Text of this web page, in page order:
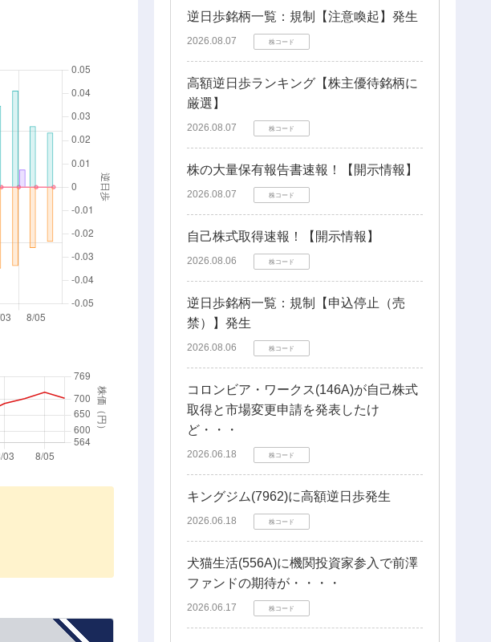
逆日歩銘柄一覧：規制【注意喚起】発生
2026.08.07 株コード
高額逆日歩ランキング【株主優待銘柄に
厳選】
2026.08.07 株コード
株の大量保有報告書速報！【開示情報】
2026.08.07 株コード
自己株式取得速報！【開示情報】
2026.08.06 株コード
逆日歩銘柄一覧：規制【申込停止（売
禁）】発生
2026.08.06 株コード
コロンビア・ワークス(146A)が自己株式
取得と市場変更申請を発表したけ
ど・・・
2026.06.18 株コード
キングジム(7962)に高額逆日歩発生
2026.06.18 株コード
犬猫生活(556A)に機関投資家参入で前澤
ファンドの期待が・・・・
2026.06.17 株コード